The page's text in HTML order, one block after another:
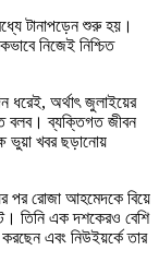
টানাপড়েন শুরু হয়।
নিজেই নিশ্চিত
ধরেই, অর্থাৎ জুলাইয়ের
বলব। ব্যক্তিগত জীবন
ভুয়া খবর ছড়ানোয়
পর রোজা আহমেদকে বিয়ে
তিনি এক দশকেরও বেশি
এবং নিউইয়র্কে তার